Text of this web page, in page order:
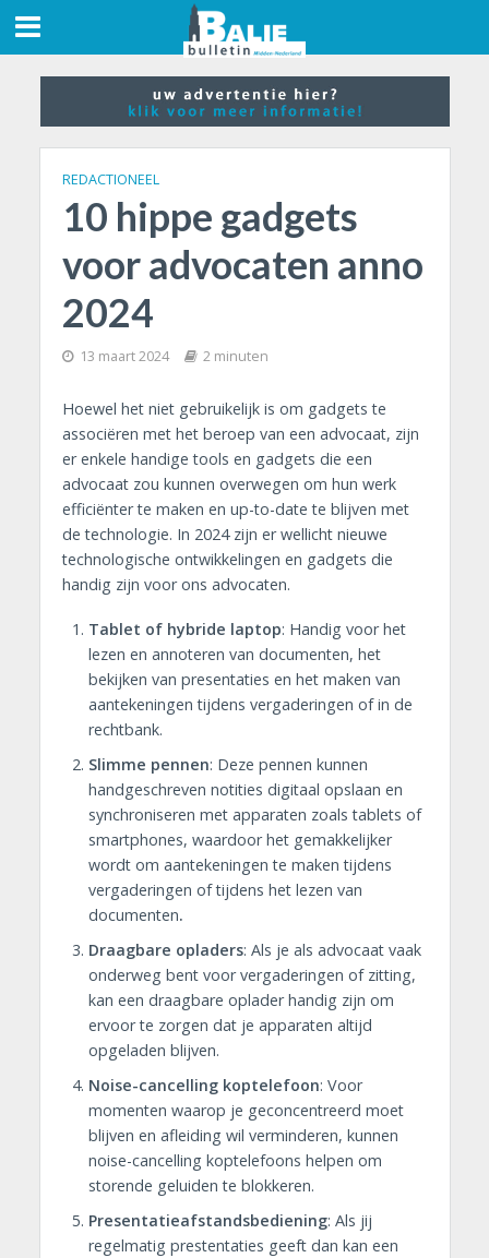
REDACTIONEEL
10 hippe gadgets
voor advocaten anno
2024
13 maart 2024 2 minuten
Hoewel het niet gebruikelijk is om gadgets te
associëren met het beroep van een advocaat, zijn
er enkele handige tools en gadgets die een
advocaat zou kunnen overwegen om hun werk
efficiënter te maken en up-to-date te blijven met
de technologie. In 2024 zijn er wellicht nieuwe
technologische ontwikkelingen en gadgets die
handig zijn voor ons advocaten.
Tablet of hybride laptop: Handig voor het
lezen en annoteren van documenten, het
bekijken van presentaties en het maken van
aantekeningen tijdens vergaderingen of in de
rechtbank.
Slimme pennen: Deze pennen kunnen
handgeschreven notities digitaal opslaan en
synchroniseren met apparaten zoals tablets of
smartphones, waardoor het gemakkelijker
wordt om aantekeningen te maken tijdens
vergaderingen of tijdens het lezen van
documenten.
Draagbare opladers: Als je als advocaat vaak
onderweg bent voor vergaderingen of zitting,
kan een draagbare oplader handig zijn om
ervoor te zorgen dat je apparaten altijd
opgeladen blijven.
Noise-cancelling koptelefoon: Voor
momenten waarop je geconcentreerd moet
blijven en afleiding wil verminderen, kunnen
noise-cancelling koptelefoons helpen om
storende geluiden te blokkeren.
Presentatieafstandsbediening: Als jij
regelmatig prestentaties geeft dan kan een